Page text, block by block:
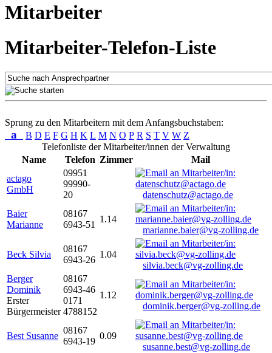
Mitarbeiter
Mitarbeiter-Telefon-Liste
Sprung zu den Mitarbeitern mit dem Anfangsbuchstaben:
a B D E F G H K L M N O P R S T V W Z
Telefonliste der Mitarbeiter/innen der Verwaltung
Name
Telefon Zimmer
Mail
actago
GmbH
09951
99990-
20
datenschutz@actago.de
Baier
Marianne
08167
6943-51
1.14
marianne.baier@vg-zolling.de
Beck Silvia
08167
6943-26
1.04
silvia.beck@vg-zolling.de
Berger
Dominik
Erster
Bürgermeister
08167
6943-46
0171
4788152
1.12
dominik.berger@vg-zolling.de
Best Susanne
08167
6943-19
0.09
susanne.best@vg-zolling.de